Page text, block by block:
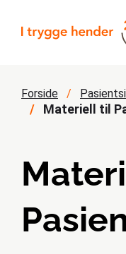
Forside
Materiell til